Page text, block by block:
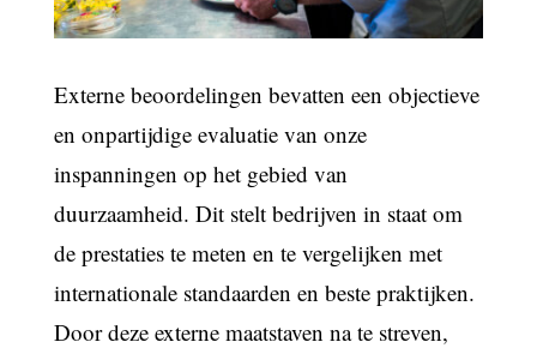
Externe beoordelingen bevatten een objectieve
en onpartijdige evaluatie van onze
inspanningen op het gebied van
duurzaamheid. Dit stelt bedrijven in staat om
de prestaties te meten en te vergelijken met
internationale standaarden en beste praktijken.
Door deze externe maatstaven na te streven,